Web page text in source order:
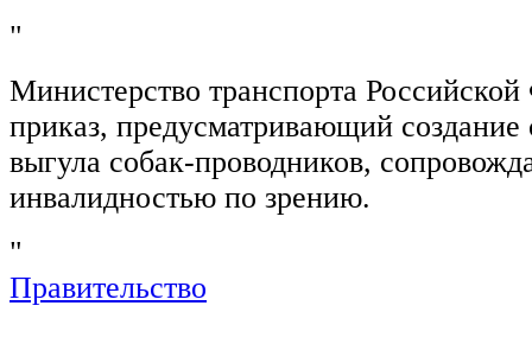
"
Министерство транспорта
приказ, предусматривающий создание
выгула собак-проводников,
инвалидностью по зрению.
"
Правительство